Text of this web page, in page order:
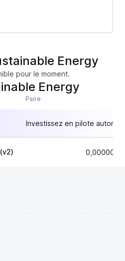
Energy
pour le moment.
Energy
Paire
Investissez en pilote